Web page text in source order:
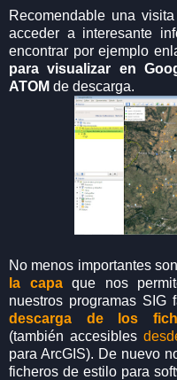
Recomendable una
acceder a interesante
encontrar por ejemplo
para visualizar en
ATOM de descarga.
No menos importantes
la capaque nos
nuestros programas
descarga de los
(también accesibles
para ArcGIS). De nuevo
ficheros de estilo para